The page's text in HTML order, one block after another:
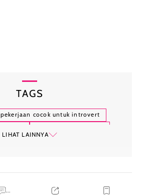
TAGS
pekerjaan cocok untuk introvert
LIHAT LAINNYA
...